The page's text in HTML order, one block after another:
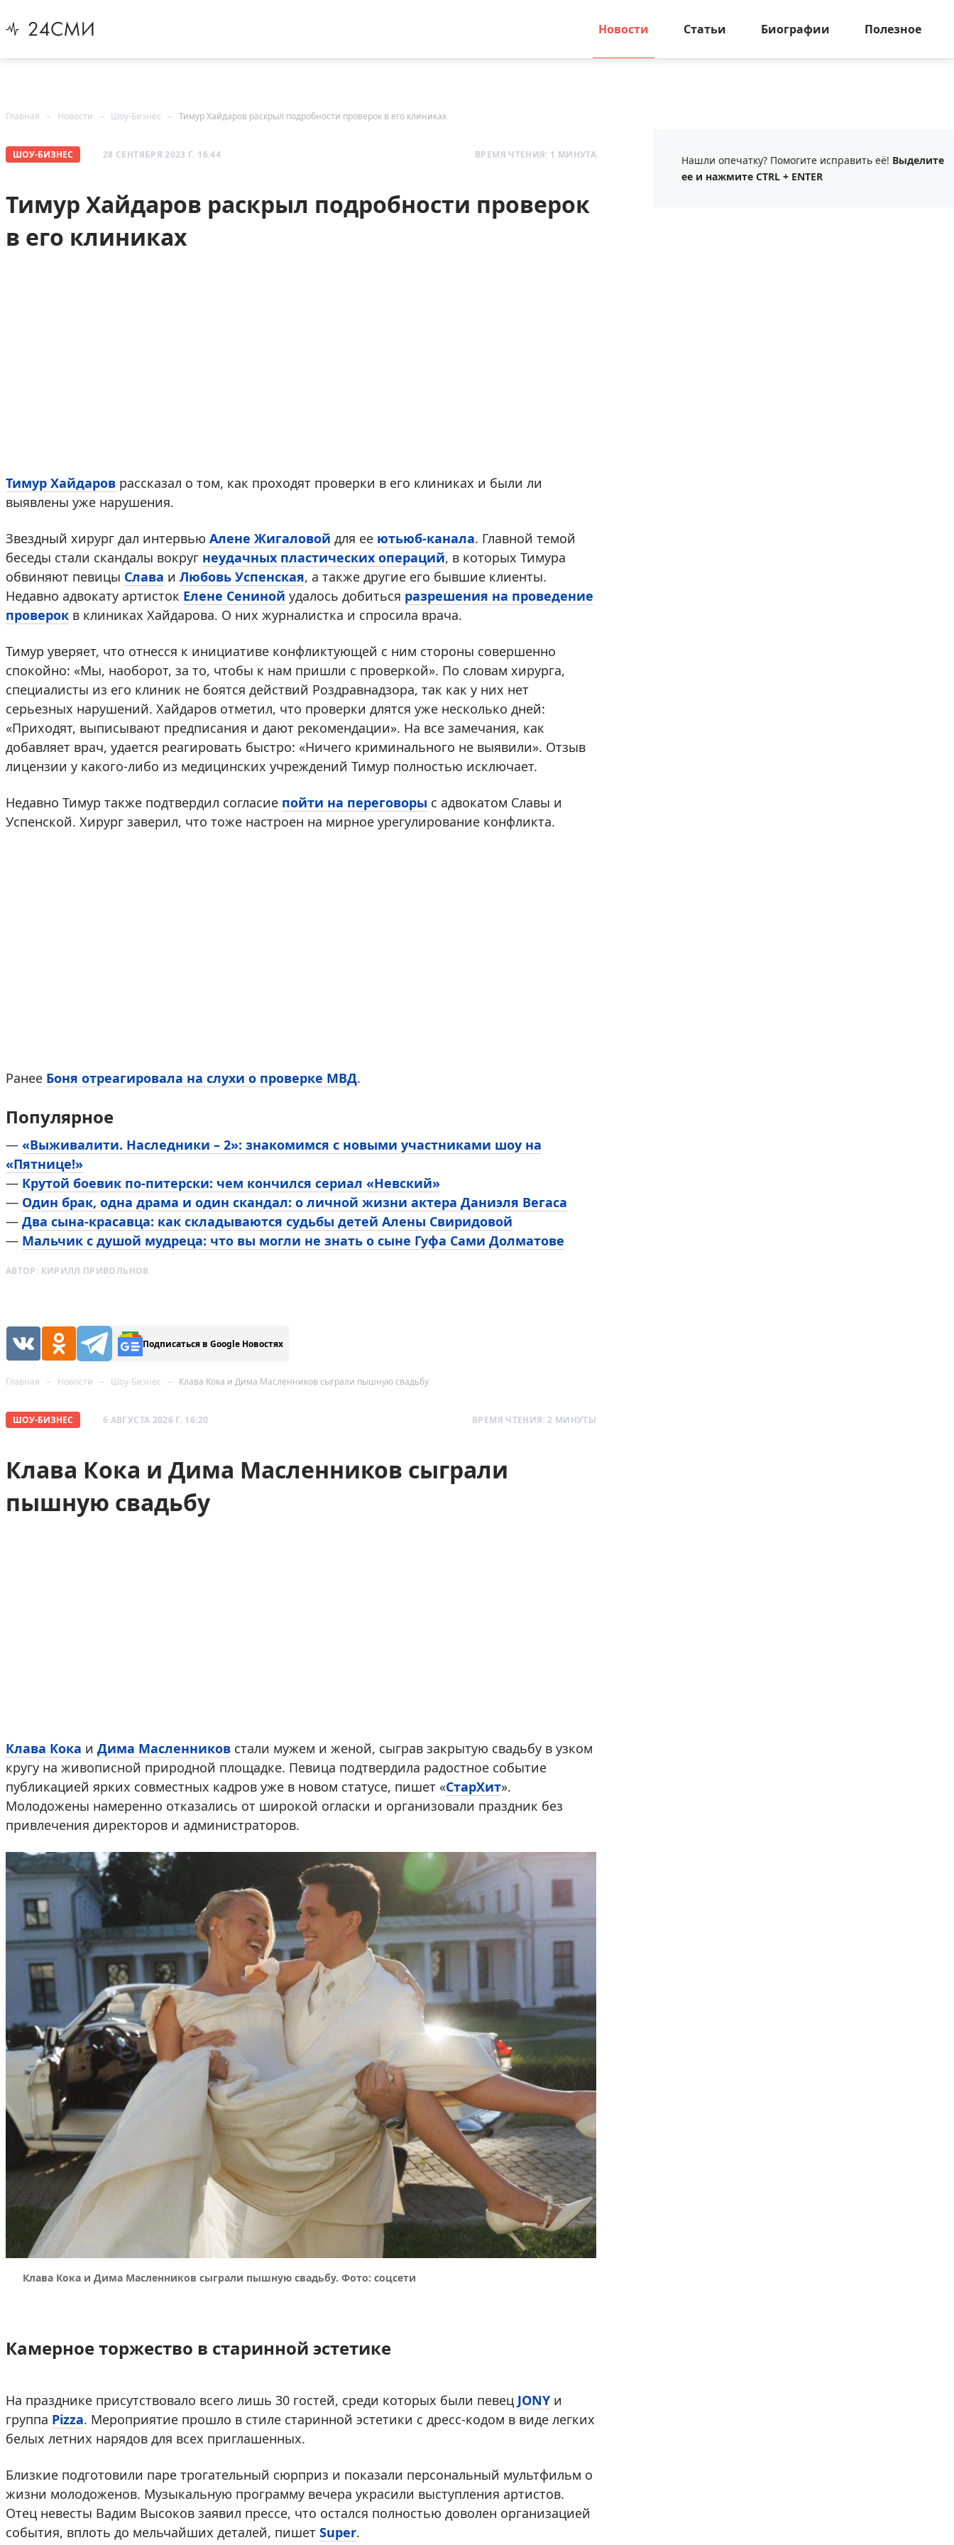
Новости Статьи Биографии Полезное
Главная Новости Шоу-Бизнес Тимур Хайдаров раскрыл подробности проверок в его клиниках
ШОУ-БИЗНЕС 28 СЕНТЯБРЯ 2023 Г. 16:44 ВРЕМЯ ЧТЕНИЯ: 1 МИНУТА
Тимур Хайдаров раскрыл подробности проверок
в его клиниках
Тимур Хайдаров рассказал о том, как проходят проверки в его клиниках и были ли
выявлены уже нарушения.
Звездный хирург дал интервью Алене Жигаловой для ее ютьюб-канала. Главной темой
беседы стали скандалы вокруг неудачных пластических операций, в которых Тимура
обвиняют певицы Слава и Любовь Успенская, а также другие его бывшие клиенты.
Недавно адвокату артисток Елене Сениной удалось добиться разрешения на проведение
проверок в клиниках Хайдарова. О них журналистка и спросила врача.
Тимур уверяет, что отнесся к инициативе конфликтующей с ним стороны совершенно
спокойно: «Мы, наоборот, за то, чтобы к нам пришли с проверкой». По словам хирурга,
специалисты из его клиник не боятся действий Роздравнадзора, так как у них нет
серьезных нарушений. Хайдаров отметил, что проверки длятся уже несколько дней:
«Приходят, выписывают предписания и дают рекомендации». На все замечания, как
добавляет врач, удается реагировать быстро: «Ничего криминального не выявили». Отзыв
лицензии у какого-либо из медицинских учреждений Тимур полностью исключает.
Недавно Тимур также подтвердил согласие пойти на переговоры с адвокатом Славы и
Успенской. Хирург заверил, что тоже настроен на мирное урегулирование конфликта.
Ранее Боня отреагировала на слухи о проверке МВД.
Популярное
— «Выживалити. Наследники – 2»: знакомимся с новыми участниками шоу на
«Пятнице!»
— Крутой боевик по-питерски: чем кончился сериал «Невский»
— Один брак, одна драма и один скандал: о личной жизни актера Даниэля Вегаса
— Два сына-красавца: как складываются судьбы детей Алены Свиридовой
— Мальчик с душой мудреца: что вы могли не знать о сыне Гуфа Сами Долматове
АВТОР: КИРИЛЛ ПРИВОЛЬНОВ
Подписаться в Google Новостях
Главная Новости Шоу-Бизнес Клава Кока и Дима Масленников сыграли пышную свадьбу
ШОУ-БИЗНЕС 6 АВГУСТА 2026 Г. 16:20 ВРЕМЯ ЧТЕНИЯ: 2 МИНУТЫ
Клава Кока и Дима Масленников сыграли
пышную свадьбу
Клава Кока и Дима Масленников стали мужем и женой, сыграв закрытую свадьбу в узком
кругу на живописной природной площадке. Певица подтвердила радостное событие
публикацией ярких совместных кадров уже в новом статусе, пишет «СтарХит».
Молодожены намеренно отказались от широкой огласки и организовали праздник без
привлечения директоров и администраторов.
Клава Кока и Дима Масленников сыграли пышную свадьбу. Фото: соцсети
Камерное торжество в старинной эстетике
На празднике присутствовало всего лишь 30 гостей, среди которых были певец JONY и
группа Pizza. Мероприятие прошло в стиле старинной эстетики с дресс-кодом в виде легких
белых летних нарядов для всех приглашенных.
Близкие подготовили паре трогательный сюрприз и показали персональный мультфильм о
жизни молодоженов. Музыкальную программу вечера украсили выступления артистов.
Отец невесты Вадим Высоков заявил прессе, что остался полностью доволен организацией
события, вплоть до мельчайших деталей, пишет Super.
Нашли опечатку? Помогите исправить её! Выделите
ее и нажмите CTRL + ENTER